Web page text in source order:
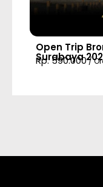
Open Trip
Surabaya
Rp. 590.000/